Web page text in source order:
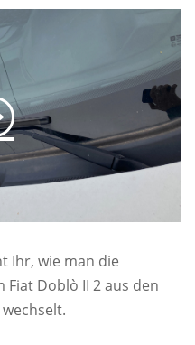
Ihr, wie man die
Doblò II 2 aus den